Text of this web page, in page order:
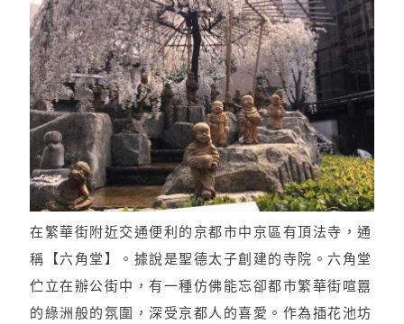
在繁華街附近交通便利的京都市中京區有頂法寺，通
稱【六角堂】。據說是聖德太子創建的寺院。六角堂
伫立在辦公街中，有一種仿佛能忘卻都市繁華街喧囂
的綠洲般的氛圍，深受京都人的喜愛。作為插花池坊